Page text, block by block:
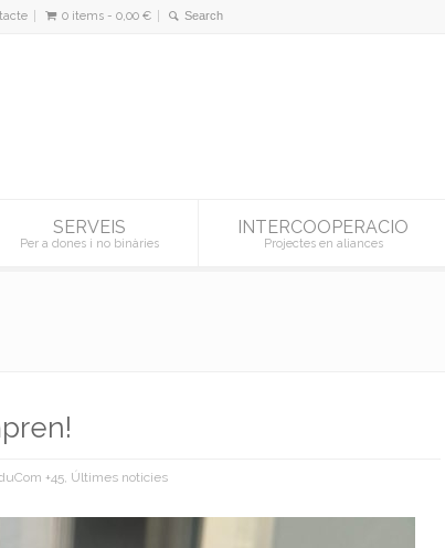
0 items - 0,00 €
SERVEIS
Per a dones i no binàries
INTERCOOPERACIO
Projectes en aliances
+45, Últimes noticies